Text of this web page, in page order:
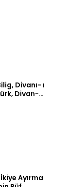
Divanı- ı
Divan-…
Ayırma